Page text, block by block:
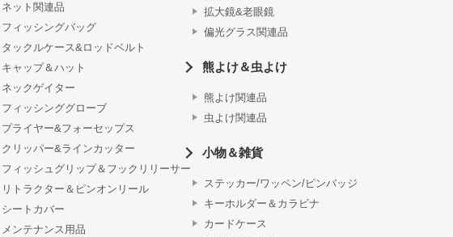
ネット関連品
フィッシングバッグ
タックルケース&ロッドベルト
キャップ＆ハット
ネックゲイター
フィッシンググローブ
プライヤー&フォーセップス
クリッパー&ラインカッター
フィッシュグリップ＆フックリリーサー
リトラクター＆ピンオンリール
シートカバー
メンテナンス用品
拡大鏡&老眼鏡
偏光グラス関連品
熊よけ＆虫よけ
熊よけ関連品
虫よけ関連品
小物＆雑貨
ステッカー/ワッペン/ピンバッジ
キーホルダー＆カラビナ
カードケース